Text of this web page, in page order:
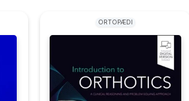
ORTOPÆDI